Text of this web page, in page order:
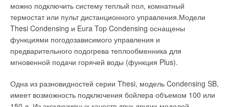
можно подключить систему теплый пол, комнатный
термостат или пульт дистанционного управления.Модели
Thesi Condensing и Eura Top Condensing оснащены
функциями погодозависимого управления и
предварительного подогрева теплообменника для
мгновенной подачи горячей воды (функция Plus).
Одна из разновидностей серии Thesi, модель Condensing SB,
имеет возможность подключения бойлера объемом 100 или